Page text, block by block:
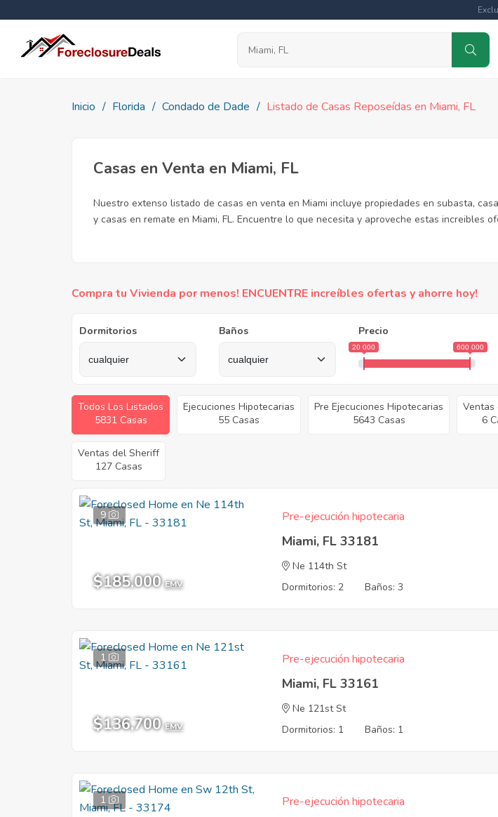
Inicio Florida Condado de Dade Listado de Casas Reposeídas en Miami, FL
Casas en Venta en Miami, FL
Nuestro extenso listado de casas en venta en Miami incluye propiedades en subasta,
y casas en remate en Miami, FL. Encuentre lo que necesita y aproveche estas increibles
Compra tu Vivienda por menos! ENCUENTRE increíbles ofertas y ahorre hoy!
Dormitorios Baños Precio
20 000 600 000
Todos Los Listados
5831 Casas
Ejecuciones Hipotecarias
55 Casas
Pre Ejecuciones Hipotecarias
5643 Casas
Ventas
6
Ventas del Sheriff
127 Casas
9
$185,000 EMV
Pre-ejecución hipotecaria
Miami, FL 33181
Ne 114th St
Dormitorios: 2
Baños: 3
1
$136,700 EMV
Pre-ejecución hipotecaria
Miami, FL 33161
Ne 121st St
Dormitorios: 1
Baños: 1
1 Pre-ejecución hipotecaria